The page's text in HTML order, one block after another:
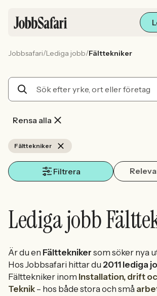
Arbetsliv och karriär
Sök med AI
Jobbsafari/Lediga jobb/Fälttekniker
Rensa alla
Fälttekniker
Filtrera
Lediga jobb
Är du en Fälttekniker som söker nya
Hos Jobbsafari hittar du 2011 lediga
Fälttekniker inom Installation, drift
Teknik – hos både stora och små